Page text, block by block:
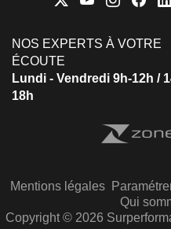
NOS EXPERTS À VOTRE
ÉCOUTE
Lundi - Vendredi 9h-12h /
18h
Mentions légales
Qui
Copyright © 2026